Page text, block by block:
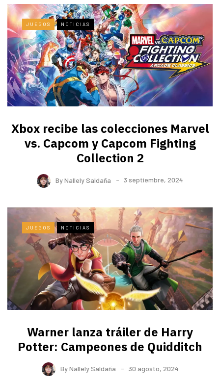
JUEGOS NOTICIAS
Xbox recibe las colecciones Marvel
vs. Capcom y Capcom Fighting
Collection 2
ByNallely Saldaña 3 septiembre, 2024
JUEGOS NOTICIAS
Warner lanza tráiler de Harry
Potter: Campeones de Quidditch
ByNallely Saldaña 30 agosto, 2024